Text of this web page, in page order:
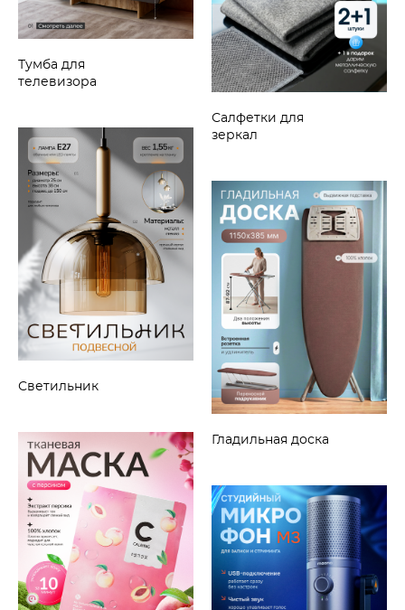
Тумба для
телевизора
Салфетки для
зеркал
Светильник
Гладильная доска